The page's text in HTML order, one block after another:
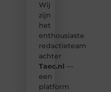
Wij
zijn
het
enthousiaste
redactieteam
achter
Taec.nl —
een
platform